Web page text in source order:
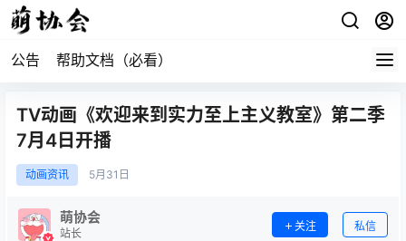
公告 帮助文档（必看）
TV动画《欢迎来到实力至上主义教室》第二季
7月4日开播
动画资讯 5月 31日
萌协会
站长
关注 私信